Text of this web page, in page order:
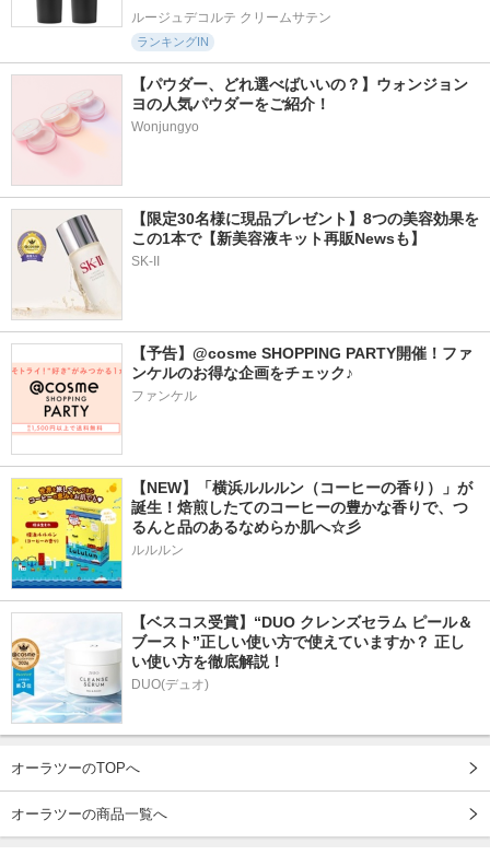
ルージュデコルテ クリームサテン
ランキングIN
【パウダー、どれ選べばいいの？】ウォンジョン
ヨの人気パウダーをご紹介！
Wonjungyo
【限定30名様に現品プレゼント】8つの美容効果を
この1本で【新美容液キット再販Newsも】
SK-II
【予告】@cosme SHOPPING PARTY開催！ファ
ンケルのお得な企画をチェック♪
ファンケル
【NEW】「横浜ルルルン（コーヒーの香り）」が
誕生！焙煎したてのコーヒーの豊かな香りで、つ
るんと品のあるなめらか肌へ☆彡
ルルルン
【ベスコス受賞】“DUO クレンズセラム ピール＆
ブースト”正しい使い方で使えていますか？ 正し
い使い方を徹底解説！
DUO(デュオ)
オーラツーのTOPへ
オーラツーの商品一覧へ